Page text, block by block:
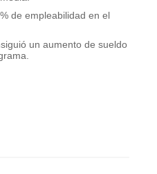
de empleabilidad en el
un aumento de sueldo